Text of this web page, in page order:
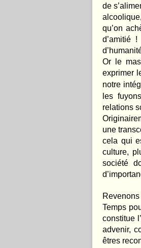
de
qu’on
d’amitié
Or le
exprimer
notre
les
relations
une
cela qui
culture,
société
Temps
constitue
advenir,
êtres